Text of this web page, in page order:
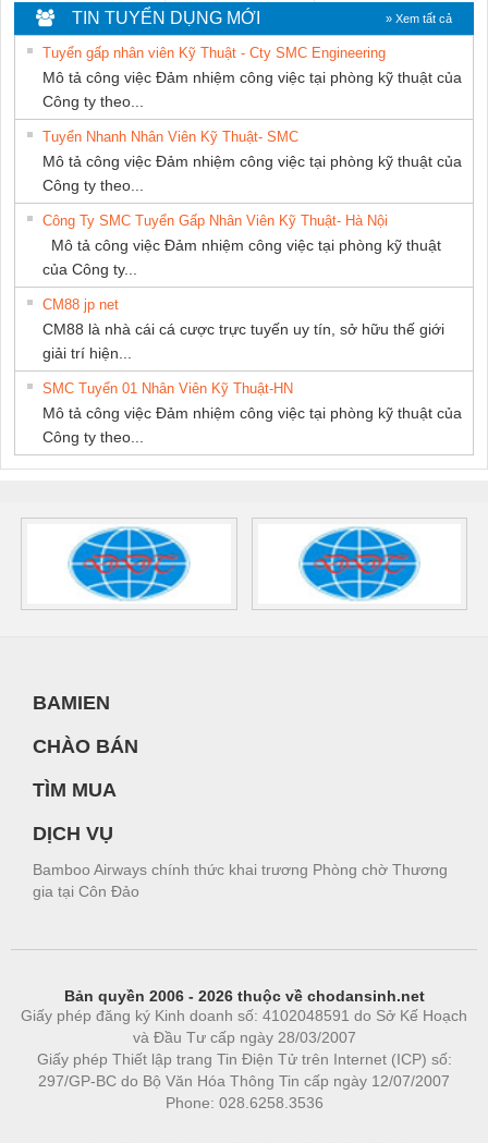
Ba Miền
KTECH VIỆT
NAM
DỊCH VỤ XNK
PHƯƠNG NAM
TIN TUYỂN DỤNG MỚI » Xem tất cả
Tuyển gấp nhân viên Kỹ Thuật - Cty SMC Engineering
Mô tả công việc Đảm nhiệm công việc tại phòng kỹ thuật của
Công ty theo...
Tuyển Nhanh Nhân Viên Kỹ Thuật- SMC
Mô tả công việc Đảm nhiệm công việc tại phòng kỹ thuật của
Công ty theo...
Công Ty SMC Tuyển Gấp Nhân Viên Kỹ Thuật- Hà Nội
Mô tả công việc Đảm nhiệm công việc tại phòng kỹ thuật
của Công ty...
CM88 jp net
CM88 là nhà cái cá cược trực tuyến uy tín, sở hữu thế giới
giải trí hiện...
SMC Tuyển 01 Nhân Viên Kỹ Thuật-HN
Mô tả công việc Đảm nhiệm công việc tại phòng kỹ thuật của
Công ty theo...
BAMIEN
CHÀO BÁN
TÌM MUA
DỊCH VỤ
Bamboo Airways chính thức khai trương Phòng chờ Thương
gia tại Côn Đảo
Bản quyền 2006 - 2026 thuộc về chodansinh.net
Giấy phép đăng ký Kinh doanh số: 4102048591 do Sở Kế Hoạch
và Đầu Tư cấp ngày 28/03/2007
Giấy phép Thiết lập trang Tin Điện Tử trên Internet (ICP) số:
297/GP-BC do Bộ Văn Hóa Thông Tin cấp ngày 12/07/2007
Phone: 028.6258.3536